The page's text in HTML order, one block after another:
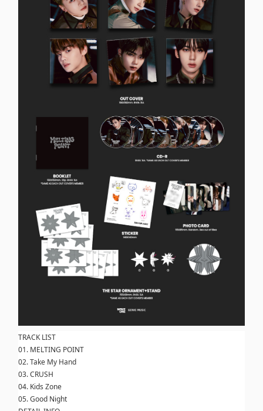
TRACK LIST
01. MELTING POINT
02. Take My Hand
03. CRUSH
04. Kids Zone
05. Good Night